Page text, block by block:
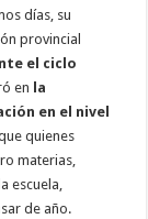
días, su
provincial
el ciclo
en la
en el nivel
quienes
materias,
escuela,
de año.